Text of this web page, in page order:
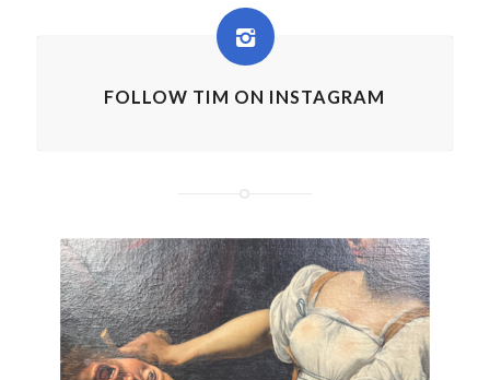
FOLLOW TIM ON INSTAGRAM